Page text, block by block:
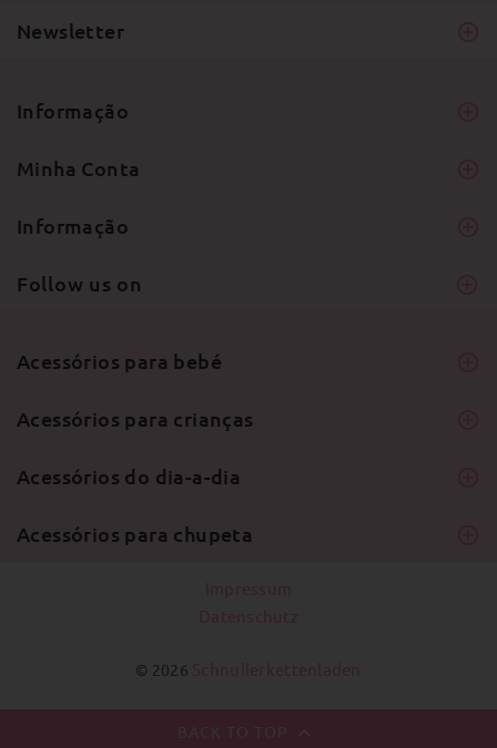
Newsletter
Informação
Minha Conta
Informação
Follow us on
Acessórios para bebé
Acessórios para crianças
Acessórios do dia-a-dia
Acessórios para chupeta
© 2026